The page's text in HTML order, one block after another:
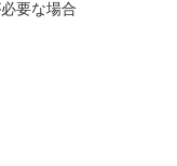
要な場合